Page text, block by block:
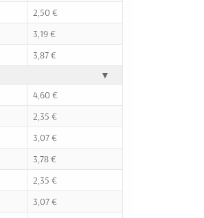
2,50 €
3,19 €
3,87 €
▼
4,60 €
2,35 €
3,07 €
3,78 €
2,35 €
3,07 €